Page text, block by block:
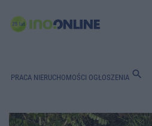
PRACA NIERUCHOMOŚCI OGŁOSZENIA search